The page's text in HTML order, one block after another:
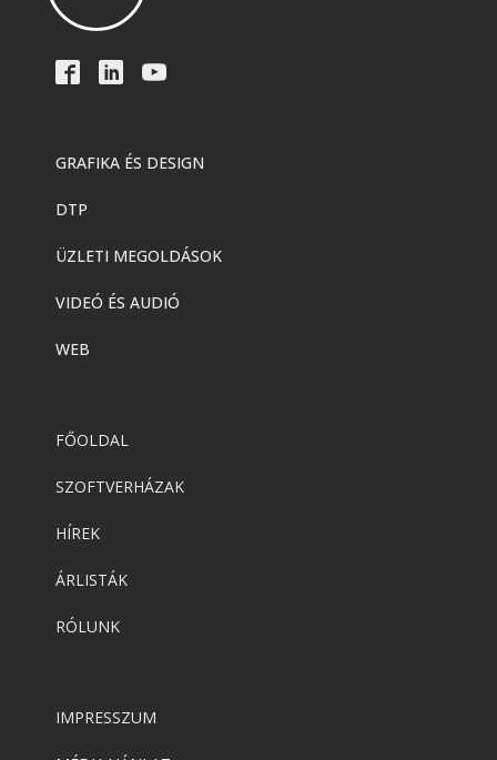
GRAFIKA ÉS DESIGN
DTP
ÜZLETI MEGOLDÁSOK
VIDEÓ ÉS AUDIÓ
WEB
FŐOLDAL
SZOFTVERHÁZAK
HÍREK
ÁRLISTÁK
RÓLUNK
IMPRESSZUM